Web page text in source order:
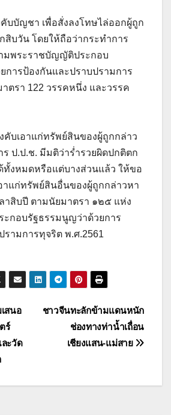
คับบัญชา เพื่อสั่งลงโทษไล่ออกผู้ถูก
สิบวัน โดยให้ถือว่ากระทำการ
มพระราชบัญญัติประกอบ
การป้องกันและปราบปรามการ
ตรา 122 วรรคหนึ่ง และวรรค
คับเอาแก่ทรัพย์สินของผู้ถูกกล่าว
ป.ป.ช. มีมติว่าร่ำรวยผิดปกติตก
ทั้งหมดหรือแต่บางส่วนแล้ว ให้ขอ
าแก่ทรัพย์สินอื่นของผู้ถูกกล่าวหา
าสิบปี ตามนัยมาตรา ๑๒๕ แห่ง
กอบรัฐธรรมนูญว่าด้วยการ
รามการทุจริต พ.ศ.2561
ชาวจีนทะลักข้ามแดนหนัก
ช่องทางท่าน้ำเถื่อน
เชียงแสน-แม่สาย
สนอ
ร์
ะวัด